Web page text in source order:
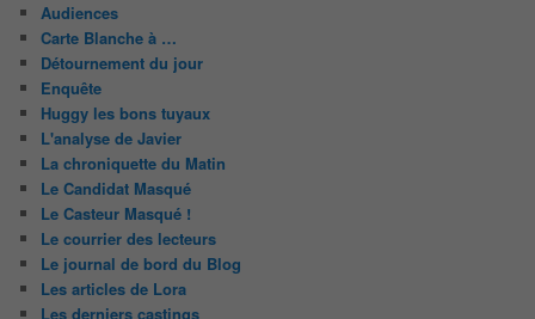
Audiences
Carte Blanche à …
Détournement du jour
Enquête
Huggy les bons tuyaux
L'analyse de Javier
La chroniquette du Matin
Le Candidat Masqué
Le Casteur Masqué !
Le courrier des lecteurs
Le journal de bord du Blog
Les articles de Lora
Les derniers castings